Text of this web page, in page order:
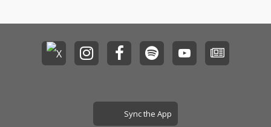
聴！！！
聴！！！
Sync the App